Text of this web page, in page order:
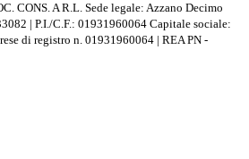
CONS. A R.L. Sede legale: Azzano Decimo
| P.I./C.F.: 01931960064 Capitale sociale:
di registro n. 01931960064 | REA PN -